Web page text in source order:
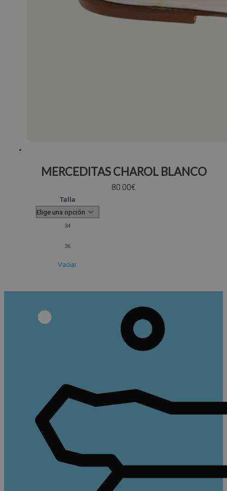
MERCEDITAS CHAROL BLANCO
80.00€
Talla
34
36
Vaciar